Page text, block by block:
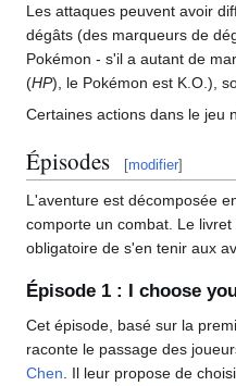
Les attaques peuvent avoir
dégâts (des marqueurs de
Pokémon - s'il a autant de
(HP), le Pokémon est K.O.),
Certaines actions dans le jeu
Épisodes [modifier]
L'aventure est décomposée
comporte un combat. Le
obligatoire de s'en tenir aux
Épisode 1 : I choose
Cet épisode, basé sur la
raconte le passage des
Chen . Il leur propose de